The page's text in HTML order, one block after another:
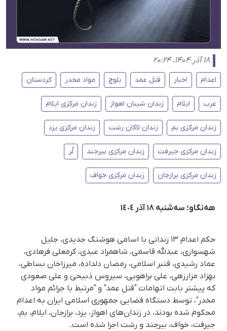
۱۸ آذر ۱۴۰۴، ۲۰:۲۴
اعدام اخبار قتل عمد بلوچ مواد مخدر کردستان
عرب ایلام زندان شیبان اهواز زندان مرکزی ایلام
زندان مرکزی بم زندان لاکان رشت زندان مرکزی یزد
زندان مرکزی جیرفت زندان مرکزی بیرجند لُر
زندان مرکزی برازجان زندان مرکزی خواف
هەنگاو؛ سەشنبە ١٨ آذر ١٤٠٤
حکم اعدام ۱۳ زندانی با اسامی هوشنگ جدیدی، جلیل
شهسواری، عبدلله قاسمی، شاهمراد عبدی، کرمعلی فرهادی،
عماد رشیدی، قنبر اسلامی، رمضان دلداده، میرزاخان بساطی،
بهزاد مزارزهی، علی براهویی، سیروس ذبیحی و علی صعودی
کە پیشتر بابت اتهامات "قتل عمد" و "مرتبط با جرائم مواد
مخدر"، توسط دستگاه قضایی جمهوری اسلامی ایران به اعدام
محکوم شده بودند، در زندان‌های اهواز، یزد، برازجان، ایلام، بم،
جیرفت، خواف، بیرجند و رشت اجرا شده است.